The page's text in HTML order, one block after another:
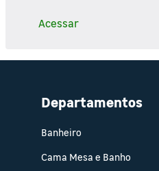
Acessar
Departamentos
Banheiro
Cama Mesa e Banho